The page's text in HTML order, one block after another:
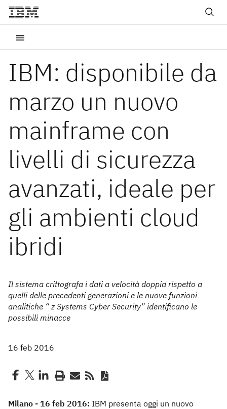
IBM: disponibile da
marzo un nuovo
mainframe con
livelli di sicurezza
avanzati, ideale per
gli ambienti cloud
ibridi
Il sistema crittografa i dati a velocità doppia rispetto a
quelli delle precedenti generazioni e le nuove funzioni
analitiche “ z Systems Cyber Security” identificano le
possibili minacce
16 feb 2016
Milano - 16 feb 2016: IBM presenta oggi un nuovo